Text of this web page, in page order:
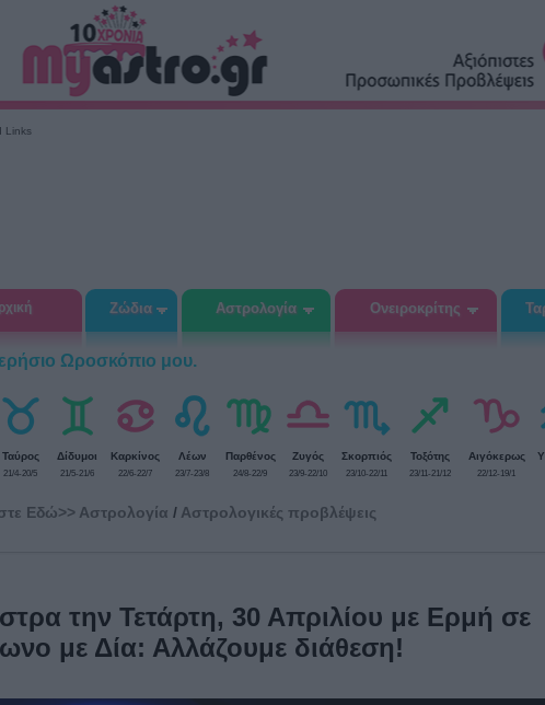
Links
Ζώδια Αστρολογία Ονειροκρίτης
Ωροσκόπιο μου.
Ταύρος
21/4-20/5
Δίδυμοι
21/5-21/6
Καρκίνος
22/6-22/7
Λέων
23/7-23/8
Παρθένος
24/8-22/9
Ζυγός
23/9-22/10
Σκορπιός
23/10-22/11
Τοξότης
23/11-21/12
Αιγόκερως
22/12-19/1
Eδώ>> Αστρολογία / Αστρολογικές προβλέψεις
την Τετάρτη, 30 Απριλίου με Ερμή σε
με Δία: Αλλάζουμε διάθεση!